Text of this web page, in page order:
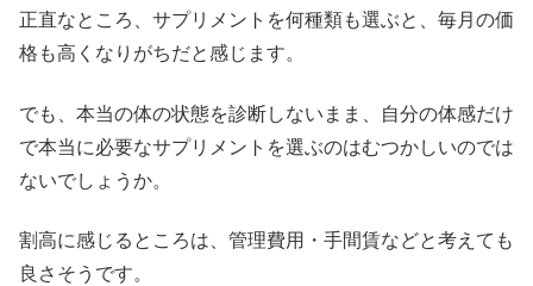
正直なところ、サプリメントを何種類も選ぶと、毎月の価
格も高くなりがちだと感じます。
でも、本当の体の状態を診断しないまま、自分の体感だけ
で本当に必要なサプリメントを選ぶのはむつかしいのでは
ないでしょうか。
割高に感じるところは、管理費用・手間賃などと考えても
良さそうです。